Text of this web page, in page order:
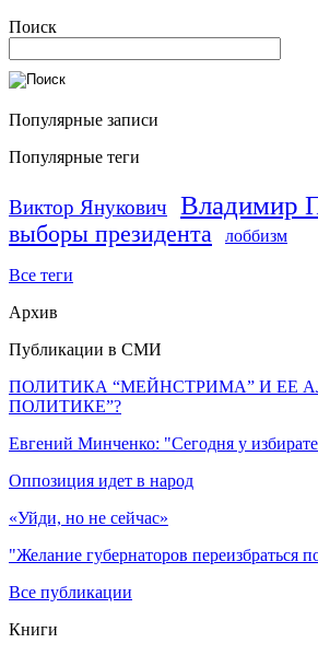
Поиск
Популярные записи
Популярные теги
Виктор Янукович Владимир
выборы президента лоббизм
Все теги
Архив
Публикации в СМИ
ПОЛИТИКА “МЕЙНСТРИМА” И ЕЕ
ПОЛИТИКЕ”?
Евгений Минченко: "Сегодня у
Оппозиция идет в народ
«Уйди, но не сейчас»
"Желание губернаторов переизбраться
Все публикации
Книги